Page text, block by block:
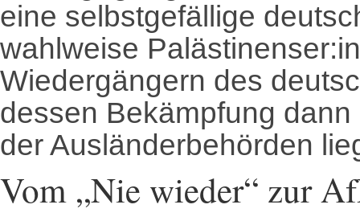
eine selbstgefällige
wahlweise
Wiedergängern des
dessen Bekämpfung
der Ausländerbehörden
Vom „Nie wieder“ zur